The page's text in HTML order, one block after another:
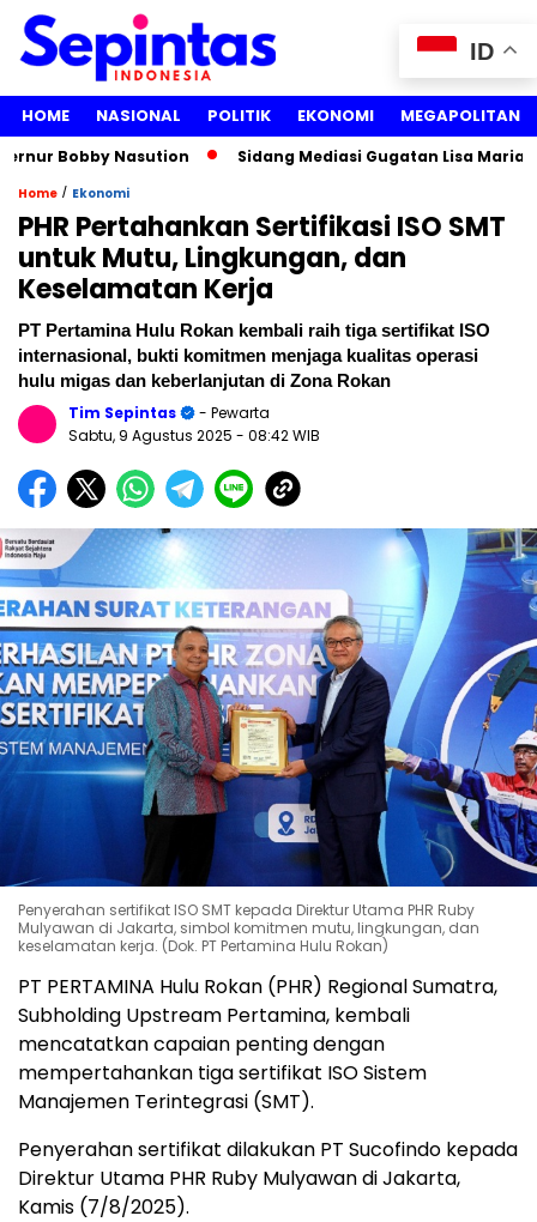
HOME NASIONAL POLITIK EKONOMI MEGAPOLITAN
Nasution Sidang Mediasi Gugatan Lisa Mariana vs
Home / Ekonomi
PHR Pertahankan Sertifikasi ISO SMT
untuk Mutu, Lingkungan, dan
Keselamatan Kerja
PT Pertamina Hulu Rokan kembali raih tiga sertifikat ISO
internasional, bukti komitmen menjaga kualitas operasi
hulu migas dan keberlanjutan di Zona Rokan
Tim Sepintas
- Pewarta
Sabtu, 9 Agustus 2025 - 08:42 WIB
Penyerahan sertifikat ISO SMT kepada Direktur Utama PHR Ruby
Mulyawan di Jakarta, simbol komitmen mutu, lingkungan, dan
keselamatan kerja. (Dok. PT Pertamina Hulu Rokan)
PT PERTAMINA Hulu Rokan (PHR) Regional Sumatra,
Subholding Upstream Pertamina, kembali
mencatatkan capaian penting dengan
mempertahankan tiga sertifikat ISO Sistem
Manajemen Terintegrasi (SMT).
Penyerahan sertifikat dilakukan PT Sucofindo kepada
Direktur Utama PHR Ruby Mulyawan di Jakarta,
Kamis (7/8/2025).
ID